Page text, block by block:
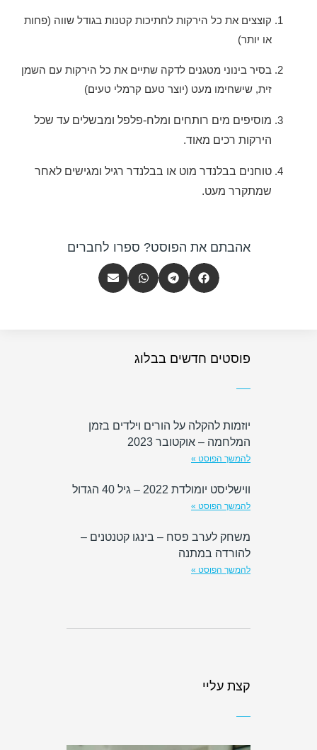
קוצצים את כל הירקות לחתיכות קטנות בגודל שווה (פחות
או יותר)
בסיר בינוני מטגנים לדקה שתיים את כל הירקות עם השמן
זית, שישחימו מעט (יוצר טעם קרמלי טעים)
מוסיפים מים רותחים ומלח-פלפל ומבשלים עד שכל
הירקות רכים מאוד.
טוחנים בבלנדר מוט או בבלנדר רגיל ומגישים לאחר
שמתקרר מעט.
אהבתם את הפוסט? ספרו לחברים
פוסטים חדשים בבלוג
יוזמות להקלה על הורים וילדים בזמן
המלחמה – אוקטובר 2023
להמשך הפוסט »
ווישליסט יומולדת 2022 – גיל 40 הגדול
להמשך הפוסט »
משחק לערב פסח – בינגו קטנטנים –
להורדה במתנה
להמשך הפוסט »
קצת עליי